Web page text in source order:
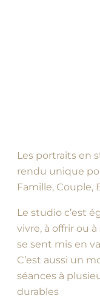
Les portraits en
rendu unique
Famille, Couple,
Le studio c’est
vivre, à offrir ou
se sent mis en
C’est aussi un
séances à
durables